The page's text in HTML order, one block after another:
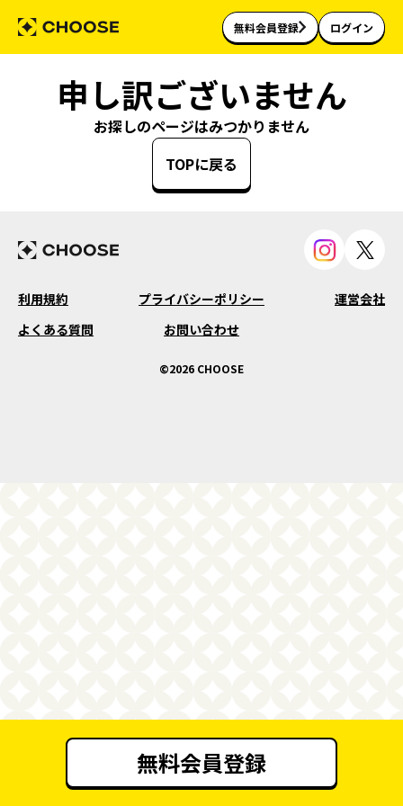
無料会員登録 ログイン
申し訳ございません
お探しのページはみつかりません
TOPに戻る
利用規約 プライバシーポリシー
運営会社
よくある質問
お問い合わせ
©2026 CHOOSE
無料会員登録